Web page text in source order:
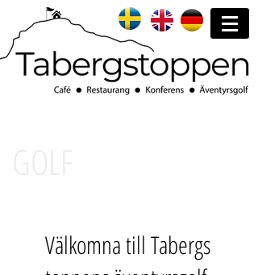
Välkomna till Tabergs